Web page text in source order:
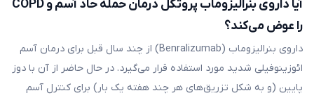
آیا داروی بنرالیزوماب پروتکل درمان حمله‌ حاد آسم و COPD
را عوض می‌کند؟
داروی بنرالیزوماب (Benralizumab) از چند سال قبل برای درمان آسم
ائوزینوفیلی شدید مورد استفاده قرار می‌گیرد. در حال حاضر از آن با دوز
پایین (و به شکل تزریق‌های هر چند هفته یک بار) برای کنترل آسم